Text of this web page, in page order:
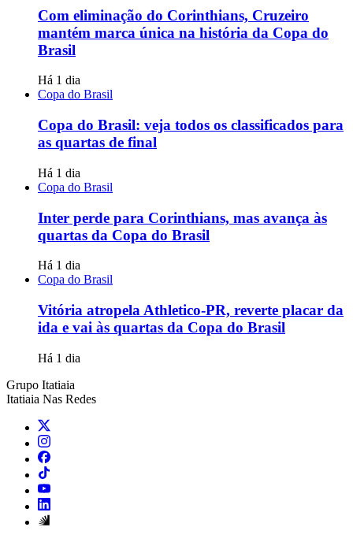
Com eliminação do Corinthians, Cruzeiro
mantém marca única na história da Copa do
Brasil
Há 1 dia
Copa do Brasil
Copa do Brasil: veja todos os classificados para
as quartas de final
Há 1 dia
Copa do Brasil
Inter perde para Corinthians, mas avança às
quartas da Copa do Brasil
Há 1 dia
Copa do Brasil
Vitória atropela Athletico-PR, reverte placar da
ida e vai às quartas da Copa do Brasil
Há 1 dia
Grupo Itatiaia
Itatiaia Nas Redes